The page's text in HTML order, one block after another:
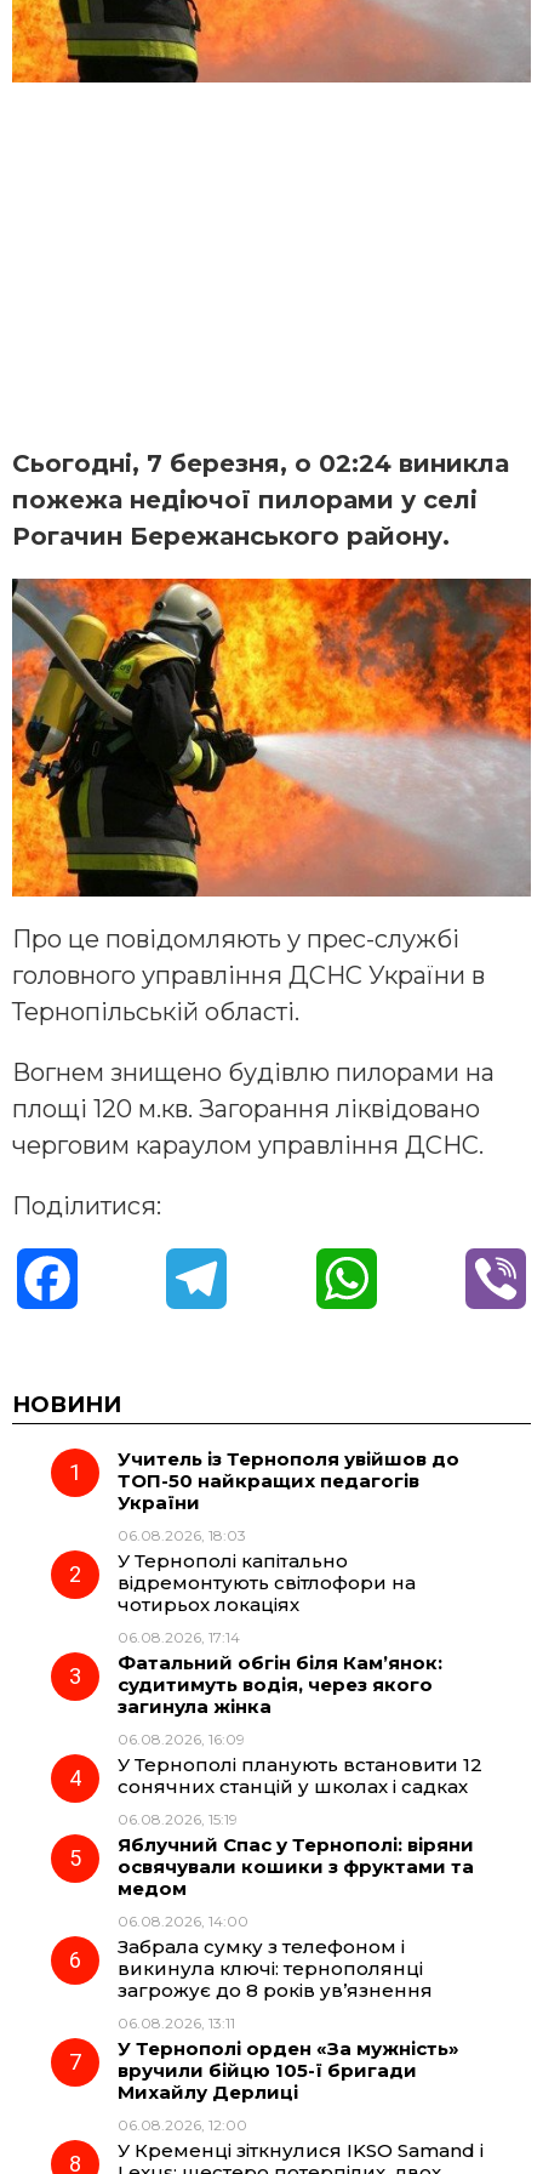
Сьогодні, 7 березня, о 02:24 виникла
пожежа недіючої пилорами у селі
Рогачин Бережанського району.
Про це повідомляють у прес-службі
головного управління ДСНС України в
Тернопільській області.
Вогнем знищено будівлю пилорами на
площі 120 м.кв. Загорання ліквідовано
черговим караулом управління ДСНС.
Поділитися:
c
e
o
k
e
r
a
m
t
A
НОВИНИ
Учитель із Тернополя увійшов до
ТОП-50 найкращих педагогів
України
06.08.2026, 18:03
У Тернополі капітально
відремонтують світлофори на
чотирьох локаціях
06.08.2026, 17:14
Фатальний обгін біля Кам’янок:
судитимуть водія, через якого
загинула жінка
06.08.2026, 16:09
У Тернополі планують встановити 12
сонячних станцій у школах і садках
06.08.2026, 15:19
Яблучний Спас у Тернополі: віряни
освячували кошики з фруктами та
медом
06.08.2026, 14:00
Забрала сумку з телефоном і
викинула ключі: тернополянці
загрожує до 8 років ув’язнення
06.08.2026, 13:11
У Тернополі орден «За мужність»
вручили бійцю 105-ї бригади
Михайлу Дерлиці
06.08.2026, 12:00
У Кременці зіткнулися IKSO Samand і